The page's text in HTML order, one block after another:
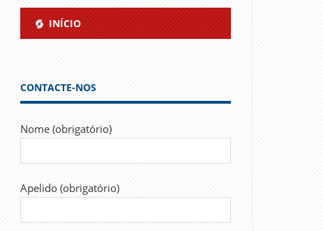
INÍCIO
CONTACTE-NOS
Nome (obrigatório)
Apelido (obrigatório)